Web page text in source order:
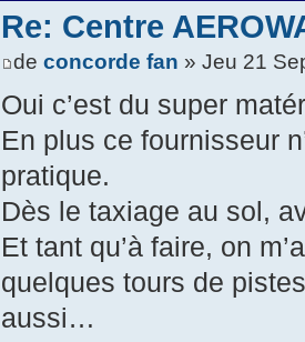
Re: Centre
deconcorde fan » Jeu 21
Oui c’est du super
En plus ce fournisseur
pratique.
Dès le taxiage au sol,
Et tant qu’à faire, on
quelques tours de
aussi…